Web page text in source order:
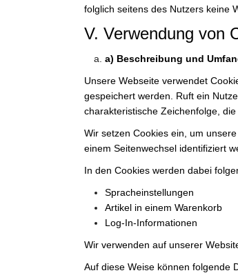
folglich seitens des Nutzers keine
V. Verwendung von
a) Beschreibung und
Unsere Webseite verwendet
gespeichert werden. Ruft ein
charakteristische Zeichenfolge,
Wir setzen Cookies ein, um
einem Seitenwechsel identifiziert
In den Cookies werden dabei
Spracheinstellungen
Artikel in einem Warenkorb
Log-In-Informationen
Wir verwenden auf unserer
Auf diese Weise können folgende